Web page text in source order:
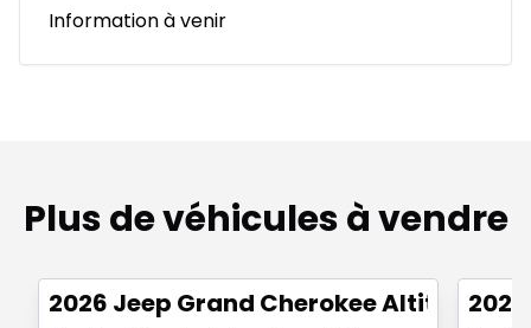
Information à venir
Plus de véhicules à vendre
2026 Jeep Grand Cherokee Altitude